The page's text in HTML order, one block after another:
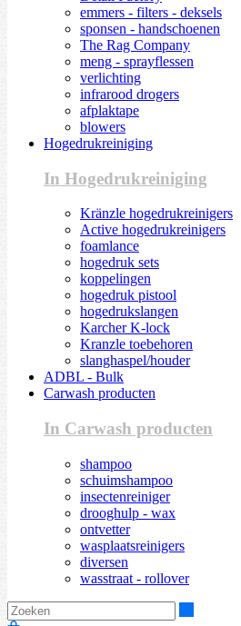
emmers - filters - deksels
sponsen - handschoenen
The Rag Company
meng - sprayflessen
verlichting
infrarood drogers
afplaktape
blowers
Hogedrukreiniging
In Hogedrukreiniging
Kränzle hogedrukreinigers
Active hogedrukreinigers
foamlance
hogedruk sets
koppelingen
hogedruk pistool
hogedrukslangen
Karcher K-lock
Kranzle toebehoren
slanghaspel/houder
ADBL - Bulk
Carwash producten
In Carwash producten
shampoo
schuimshampoo
insectenreiniger
drooghulp - wax
ontvetter
wasplaatsreinigers
diversen
wasstraat - rollover